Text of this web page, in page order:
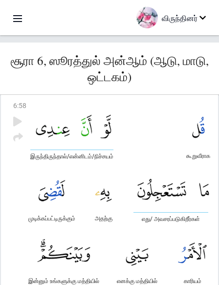
விருந்தினர்
சூரா 6, ஸூரத்துல் அன்ஆம் (ஆடு, மாடு,
ஒட்டகம்)
6:58
கூறுவீராக
இருந்திருந்தால்/என்னிடம்/நிச்சயம்
எது/ அவசரப்படுகிறீர்கள்
அதற்கு
முடிக்கப்பட்டிருக்கும்
காரியம்
எனக்கு மத்தியில்
இன்னும் உங்களுக்கு மத்தியில்